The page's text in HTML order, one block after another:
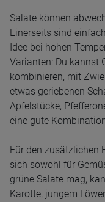
Salate können
Einerseits sind
Idee bei hohen
Varianten: Du kannst
kombinieren, mit
etwas geriebenen
Apfelstücke,
eine gute
Für den zusätzlichen
sich sowohl für
grüne Salate mag,
Karotte, jungem